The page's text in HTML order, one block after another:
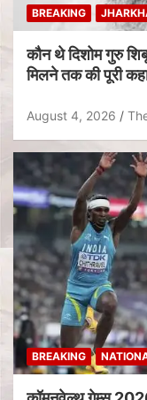
BREAKING
कौन थे दिशोम गुरु
मिलने तक की पूरी
August 4, 2026
BREAKING